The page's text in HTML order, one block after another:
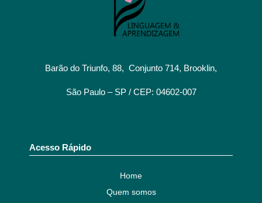
Barão do Triunfo, 88, Conjunto 714, Brooklin,
São Paulo – SP / CEP: 04602-007
Acesso Rápido
Home
Quem somos